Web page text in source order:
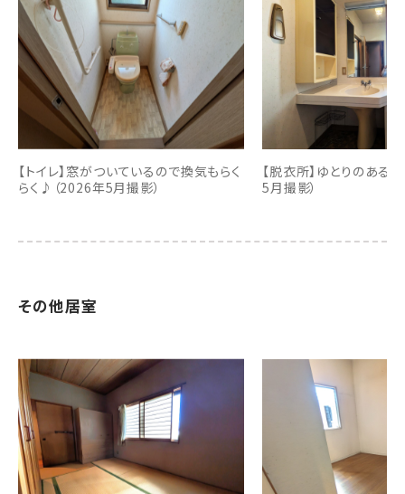
【トイレ】窓がついているので換気もらく
らく♪（2026年5月撮影）
【脱衣所】ゆとりのある
5月撮影）
その他居室